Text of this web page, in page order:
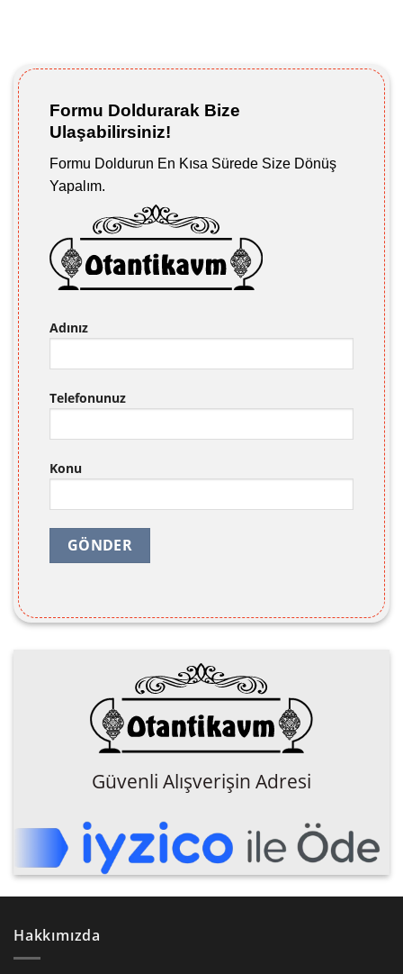
Formu Doldurarak Bize
Ulaşabilirsiniz!
Formu Doldurun En Kısa Sürede Size Dönüş
Yapalım.
Adınız
Telefonunuz
Konu
Güvenli Alışverişin Adresi
Hakkımızda